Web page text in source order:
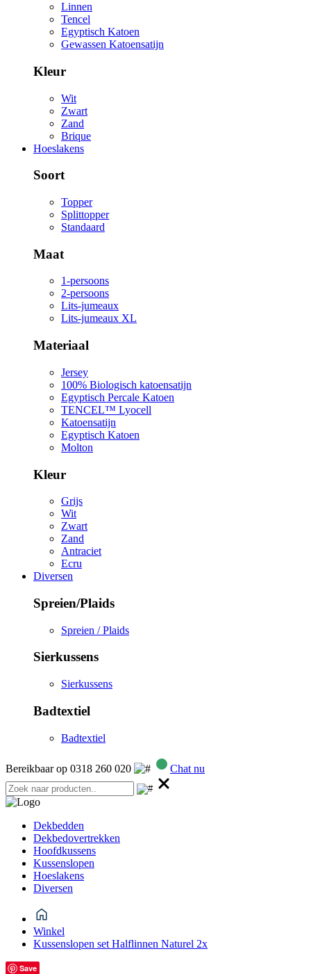
Linnen
Tencel
Egyptisch Katoen
Gewassen Katoensatijn
Kleur
Wit
Zwart
Zand
Brique
Hoeslakens
Soort
Topper
Splittopper
Standaard
Maat
1-persoons
2-persoons
Lits-jumeaux
Lits-jumeaux XL
Materiaal
Jersey
100% Biologisch katoensatijn
Egyptisch Percale Katoen
TENCEL™ Lyocell
Katoensatijn
Egyptisch Katoen
Molton
Kleur
Grijs
Wit
Zwart
Zand
Antraciet
Ecru
Diversen
Spreien/Plaids
Spreien / Plaids
Sierkussens
Sierkussens
Badtextiel
Badtextiel
Bereikbaar op 0318 260 020 Chat nu
Dekbedden
Dekbedovertrekken
Hoofdkussens
Kussenslopen
Hoeslakens
Diversen
Winkel
Kussenslopen set Halflinnen Naturel 2x
Save